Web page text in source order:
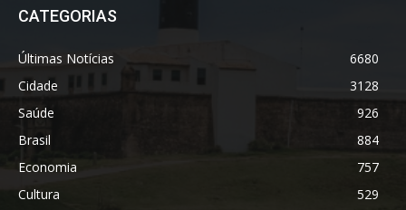
CATEGORIAS
Últimas Notícias
6680
Cidade
3128
Saúde
926
Brasil
884
Economia
757
Cultura
529